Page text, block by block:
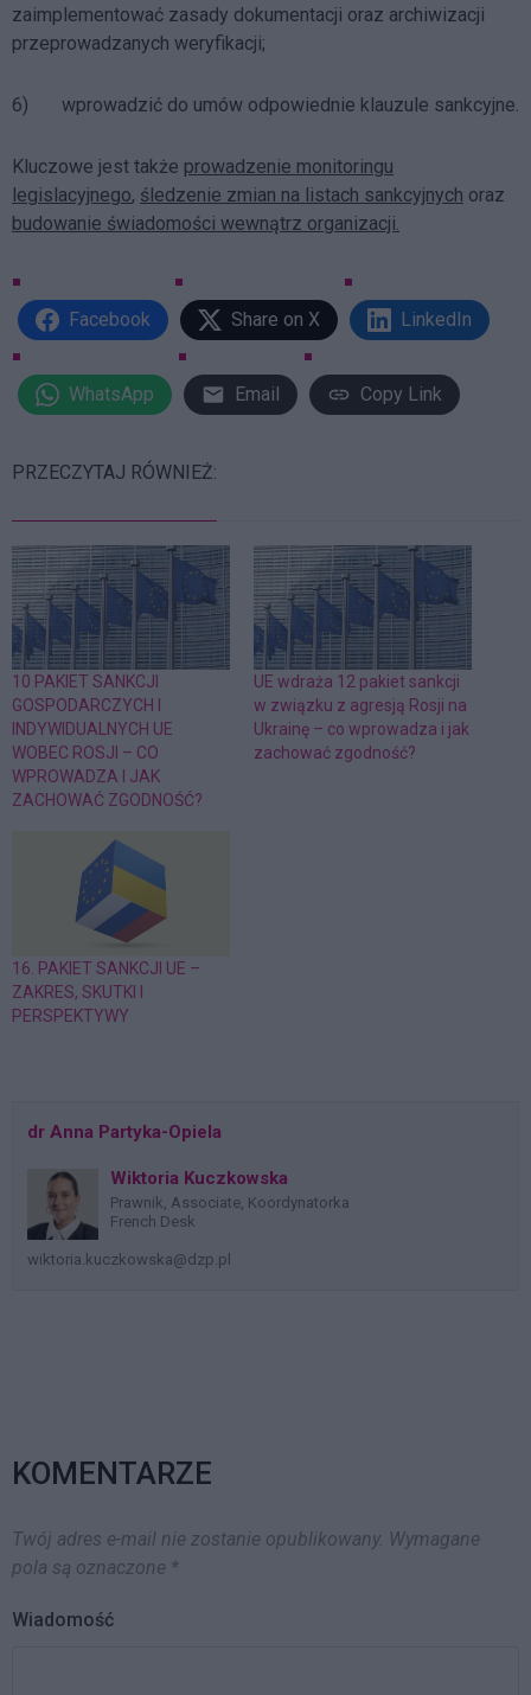
zaimplementować zasady dokumentacji oraz archiwizacji
przeprowadzanych weryfikacji;
6) wprowadzić do umów odpowiednie klauzule sankcyjne.
Kluczowe jest także prowadzenie monitoringu
legislacyjnego, śledzenie zmian na listach sankcyjnych oraz
budowanie świadomości wewnątrz organizacji.
Facebook Share on X LinkedIn
WhatsApp Email Copy Link
PRZECZYTAJ RÓWNIEŻ:
10 PAKIET SANKCJI
GOSPODARCZYCH I
INDYWIDUALNYCH UE
WOBEC ROSJI – CO
WPROWADZA I JAK
ZACHOWAĆ ZGODNOŚĆ?
UE wdraża 12 pakiet sankcji
w związku z agresją Rosji na
Ukrainę – co wprowadza i jak
zachować zgodność?
16. PAKIET SANKCJI UE –
ZAKRES, SKUTKI I
PERSPEKTYWY
dr Anna Partyka-Opiela
Wiktoria Kuczkowska
Prawnik, Associate, Koordynatorka
French Desk
wiktoria.kuczkowska@dzp.pl
KOMENTARZE
Twój adres e-mail nie zostanie opublikowany. Wymagane
pola są oznaczone *
Wiadomość